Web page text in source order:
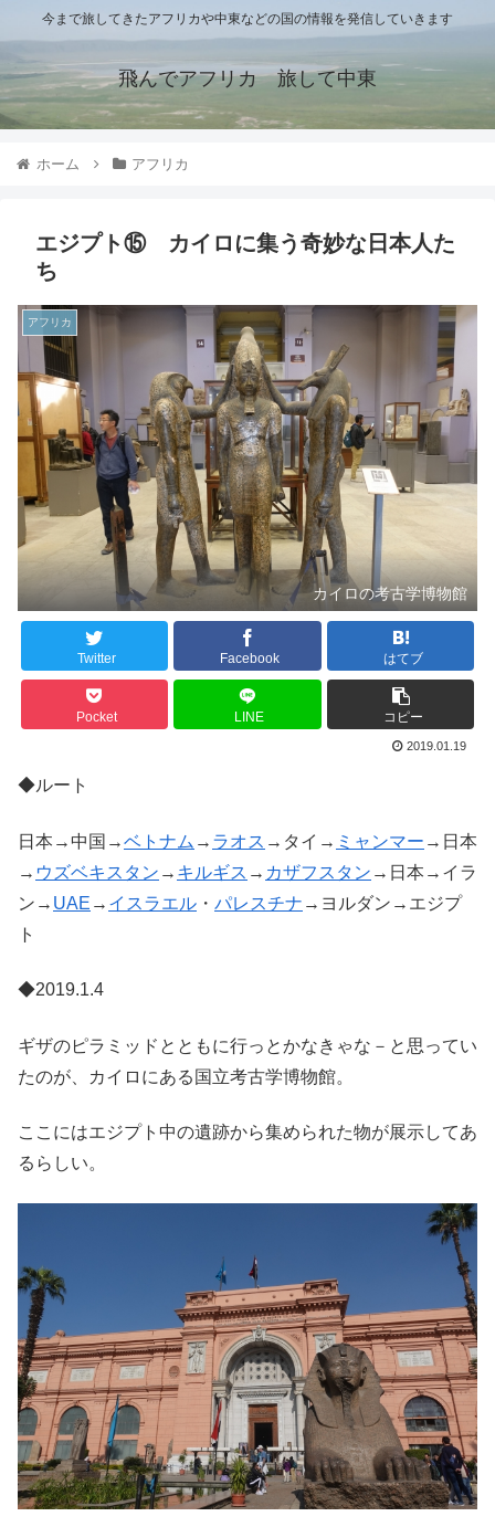
今まで旅してきたアフリカや中東などの国の情報を発信していきます
飛んでアフリカ 旅して中東
ホーム アフリカ
エジプト⑮ カイロに集う奇妙な日本人た
ち
アフリカ
カイロの考古学博物館
Twitter Facebook はてブ
Pocket LINE コピー
2019.01.19
◆ルート
日本→中国→ベトナム → ラオス →タイ→ ミャンマー →日本
→ ウズベキスタン → キルギス → カザフスタン →日本→イラ
ン→ UAE → イスラエル ・ パレスチナ →ヨルダン→エジプ
ト
◆2019.1.4
ギザのピラミッドとともに行っとかなきゃな－と思ってい
たのが、カイロにある国立考古学博物館。
ここにはエジプト中の遺跡から集められた物が展示してあ
るらしい。